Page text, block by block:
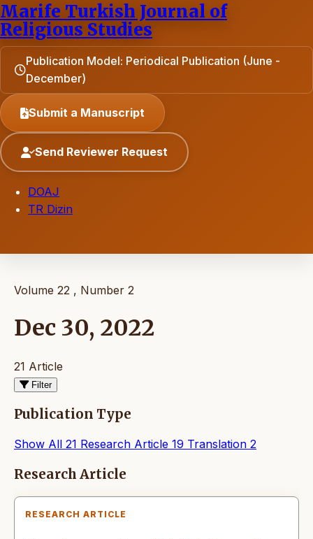
Marife Turkish Journal of
Religious Studies
Publication Model: Periodical Publication (June -
December)
Submit a Manuscript
Send Reviewer Request
DOAJ
TR Dizin
Volume 22 , Number 2
Dec 30, 2022
21 Article
Filter
Publication Type
Show All 21 Research Article 19 Translation 2
Articles
Research Article
RESEARCH ARTICLE